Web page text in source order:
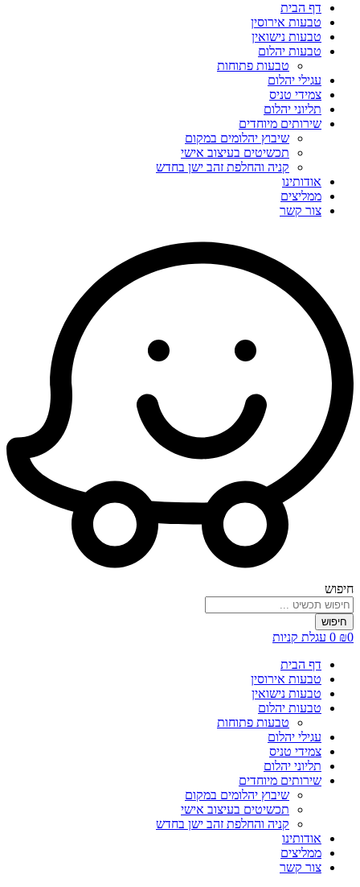
דף הבית
טבעות אירוסין
טבעות נישואין
טבעות יהלום
טבעות פתוחות
עגילי יהלום
צמידי טניס
תליוני יהלום
שירותים מיוחדים
שיבוץ יהלומים במקום
תכשיטים בעיצוב אישי
קניה והחלפת זהב ישן בחדש
אודותינו
ממליצים
צור קשר
חיפוש
חיפוש
₪0
0 עגלת קניות
דף הבית
טבעות אירוסין
טבעות נישואין
טבעות יהלום
טבעות פתוחות
עגילי יהלום
צמידי טניס
תליוני יהלום
שירותים מיוחדים
שיבוץ יהלומים במקום
תכשיטים בעיצוב אישי
קניה והחלפת זהב ישן בחדש
אודותינו
ממליצים
צור קשר